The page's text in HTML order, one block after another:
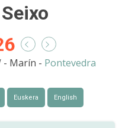
- Marín - Pontevedra
Euskera English